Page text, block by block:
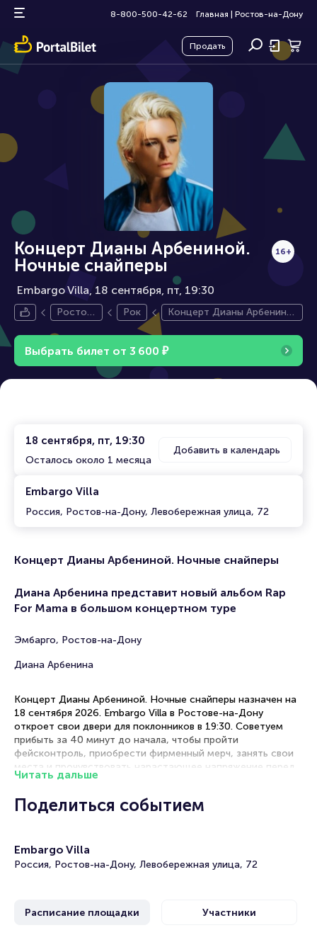
8-800-500-42-62 Главная Ростов-на-Дону
Продать
Концерт Дианы Арбениной.
Ночные снайперы
Embargo Villa, 18 сентября
16+
пт, 19:30
Ростов-
у
Рок
Концерт Дианы Арбенино
Выбрать билет от 3 600 ₽
18 сентября, пт, 19:30
Осталось около 1 месяца
Добавить в календарь
Embargo Villa
Россия, Ростов-на-Дону, Левобережная улица, 72
Концерт Дианы Арбениной. Ночные снайперы
Диана Арбенина представит новый альбом Rap
For Mama в большом концертном туре
Эмбарго, Ростов-на-Дону
Диана Арбенина
Концерт Дианы Арбениной. Ночные снайперы назначен на
18 сентября 2026. Embargo Villa в Ростове-на-Дону
откроет свои двери для поклонников в 19:30. Советуем
прибыть за 40 минут до начала, чтобы пройти
фейсконтроль, приобрести фирменный мерч, занять свои
места и прочувствовать нарастающее напряжение перед
выходом музыкантов.
Рекомендации по выбору мест
каждый бит на физическом уровне
Фан-зона — золотая середина с хорошим обзором сцены
Читать дальше
Поделиться событием
Embargo Villa
Россия, Ростов-на-Дону, Левобережная улица, 72
Расписание площадки Участники